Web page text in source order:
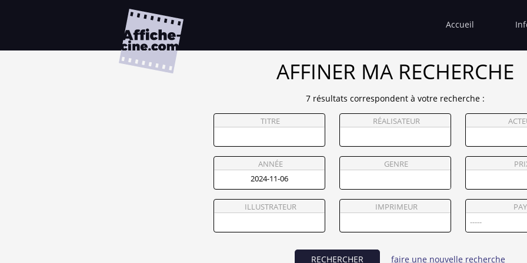
Accueil
AFFINER MA RECHERCHE
7 résultats correspondent à votre recherche :
TITRE RÉALISATEUR
ANNÉE GENRE
ILLUSTRATEUR IMPRIMEUR
RECHERCHER faire une nouvelle recherche